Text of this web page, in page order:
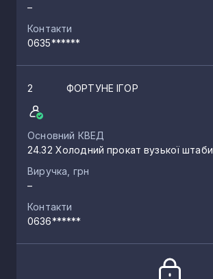
–
Контакти
0635******
2 ФОРТУНЕ ІГОР
Основний КВЕД
24.32 Холодний прокат вузької штаби
Виручка, грн
–
Контакти
0636******